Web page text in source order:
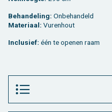
Be­han­de­ling: On­be­han­deld
Ma­te­ri­aal: Vu­ren­hout
In­clu­sief: één te ope­nen raam